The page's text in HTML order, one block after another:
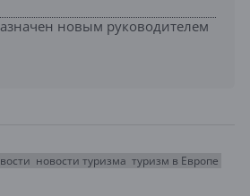
новым руководителем
новости туризма туризм в Европе